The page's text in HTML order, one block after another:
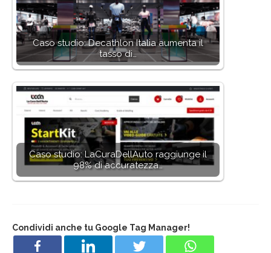
Caso studio: Decathlon Italia aumenta il
tasso di…
Caso studio: LaCuraDellAuto raggiunge il
98% di accuratezza…
Condividi anche tu Google Tag Manager!